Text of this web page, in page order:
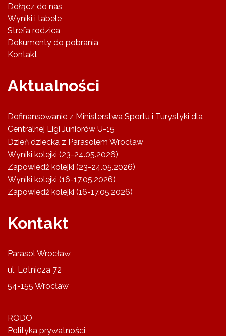
Dołącz do nas
Wyniki i tabele
Strefa rodzica
Dokumenty do pobrania
Kontakt
Aktualności
Dofinansowanie z Ministerstwa Sportu i Turystyki dla
Centralnej Ligi Juniorów U-15
Dzień dziecka z Parasolem Wrocław
Wyniki kolejki (23-24.05.2026)
Zapowiedź kolejki (23-24.05.2026)
Wyniki kolejki (16-17.05.2026)
Zapowiedź kolejki (16-17.05.2026)
Kontakt
Parasol Wrocław
ul. Lotnicza 72
54-155 Wrocław
RODO
Polityka prywatności